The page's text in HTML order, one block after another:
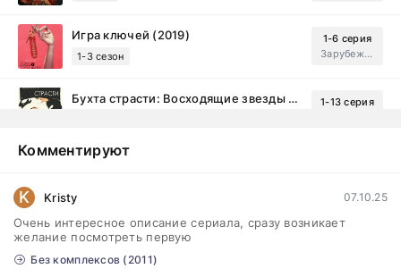
Игра ключей (2019)
1-3 сезон
1-6 серия
Зарубежный, Мелодрама, Драма
Бухта страсти: Восходящие звезды (2000)
1-13 серия
Эйфория (2019)
Бисексуалка (2018)
1-6 серия
Комментируют
K Kristy 07.10.25
Очень интересное описание сериала, сразу возникает
желание посмотреть первую
Без комплексов (2011)